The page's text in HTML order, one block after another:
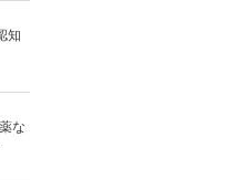
知
な